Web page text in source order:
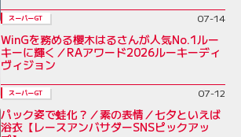
スーパーGT 07-14
WinGを務める櫻木はるさんが人気No.1ルー
キーに輝く／RAアワード2026ルーキーディ
ヴィジョン
スーパーGT 07-12
パック姿で蛙化？／素の表情／七夕といえば
浴衣【レースアンバサダーSNSピックアッ